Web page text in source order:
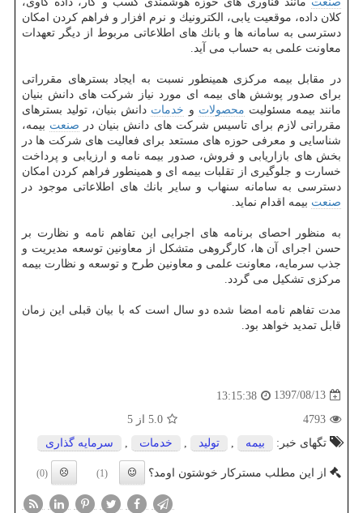
كلان داده، موقعیت یابی، الكترونیك و نرم افزار و فراهم كردن امكان
دسترسی به سامانه ها و بانك های اطلاعاتی مربوط از دیگر تعهدات
معاونت علمی به حساب می آید.
در مقابل بیمه مركزی همینطور نسبت به ایجاد بسترهای مقرراتی
برای صدور پوشش های بیمه ای مورد نیاز شركت های دانش بنیان
مانند بیمه مسئولیت محصولات و خدمات دانش بنیان، تولید بسترهای
مقرراتی لازم برای تاسیس شركت های دانش بنیان در صنعت بیمه،
شناسایی و معرفی حوزه های مستعد برای فعالیت های شركت ها در
بخش های بازاریابی و فروش، صدور بیمه نامه و ارزیابی و پرداخت
خسارت و جلوگیری از تقلبات بیمه ای و همینطور فراهم كردن امكان
دسترسی به سامانه سنهاب و سایر بانك های اطلاعاتی موجود در
صنعت بیمه اقدام نماید.
به منظور احصای برنامه های اجرایی این تفاهم نامه و نظارت بر
حسن اجرای آن ها، كارگروهی متشكل از معاونین توسعه مدیریت و
جذب سرمایه، معاونت علمی و معاونین طرح و توسعه و نظارت بیمه
مركزی تشكیل می گردد.
مدت تفاهم نامه امضا شده دو سال است كه با بیان قبلی این زمان
قابل تمدید خواهد بود.
1397/08/13
13:15:38
4793
5.0 از 5
تگهای خبر:
بیمه , تولید , خدمات , سرمایه گذاری
از این مطلب مسترکار خوشتون اومد؟ (1)
(0)